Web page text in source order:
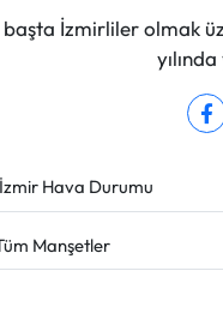
İzmirliler olmak
İzmir Hava Durumu
Manşetler